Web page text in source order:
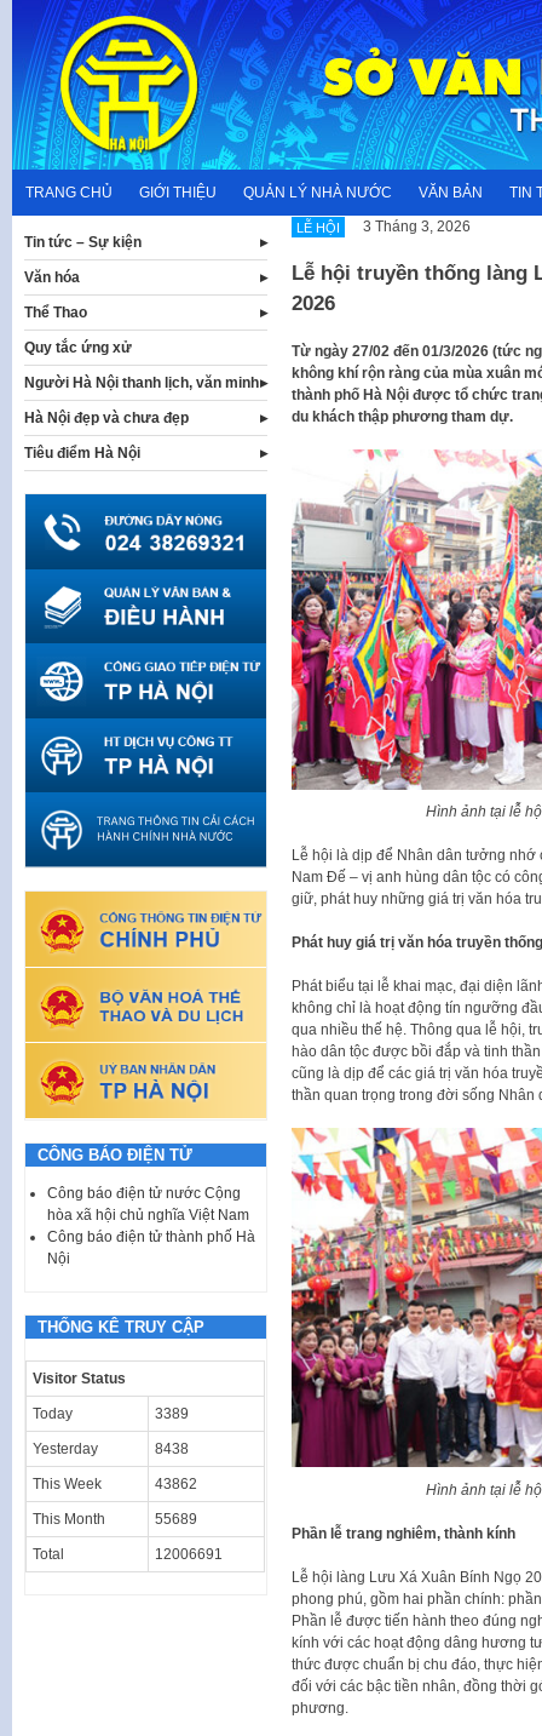
content
TRANG CHỦ GIỚI THIỆU QUẢN LÝ NHÀ NƯỚC VĂN BẢN TIN
LỄ HỘI 3 Tháng 3, 2026
Lễ hội truyền thống làng
2026
Từ ngày 27/02 đến 01/3/2026 (tức
không khí rộn ràng của mùa xuân
thành phố Hà Nội được tổ chức
du khách thập phương tham dự.
Hình ảnh tại lễ
Lễ hội là dịp để Nhân dân tưởng
Nam Đế – vị anh hùng dân tộc có
giữ, phát huy những giá trị văn hóa
Phát huy giá trị văn hóa truyền thống
Phát biểu tại lễ khai mạc, đại diện
không chỉ là hoạt động tín ngưỡng
qua nhiều thế hệ. Thông qua lễ hội,
hào dân tộc được bồi đắp và tinh
cũng là dịp để các giá trị văn hóa
thần quan trọng trong đời sống Nhân
Hình ảnh tại lễ
Phần lễ trang nghiêm, thành kính
Lễ hội làng Lưu Xá Xuân Bính Ngọ
phong phú, gồm hai phần chính:
Phần lễ được tiến hành theo đúng
kính với các hoạt động dâng hương
thức được chuẩn bị chu đáo, thực
đối với các bậc tiền nhân, đồng thời
phương.
Tin tức – Sự kiện
Văn hóa
Thể Thao
Quy tắc ứng xử
Người Hà Nội thanh lịch, văn minh
Hà Nội đẹp và chưa đẹp
Tiêu điểm Hà Nội
CÔNG BÁO ĐIỆN TỬ
Công báo điện tử nước Cộng
hòa xã hội chủ nghĩa Việt Nam
Công báo điện tử thành phố Hà
Nội
THỐNG KÊ TRUY CẬP
Visitor Status
Today 3389
Yesterday 8438
This Week 43862
This Month 55689
Total 12006691